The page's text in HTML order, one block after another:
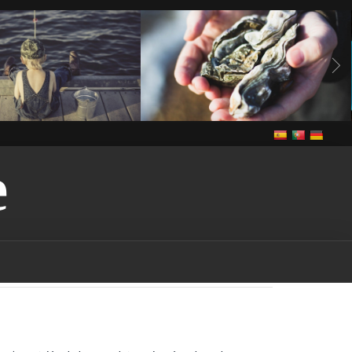
Vivre anguilles
grande congère
grande congère-
vendee bass
brème brème-
brochet-vendee
vendee
écrevisses
gardon
marais marais-
france
la vendee
dans les rivières-
on pêcher dans le
pêchés dans la
Notre cuisine Vivre
In The Vendee